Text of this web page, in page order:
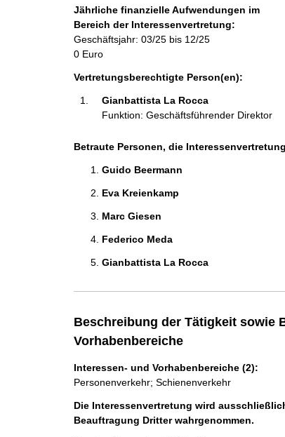
h
a
l
Jährliche finanzielle Aufwendungen im
Bereich der Interessenvertretung:
Geschäftsjahr: 03/25 bis 12/25
0 Euro
Vertretungsberechtigte Person(en):
Gianbattista La Rocca
Funktion: Geschäftsführender Direktor
Betraute Personen, die
Guido Beermann
Eva Kreienkamp
Marc Giesen
Federico Meda
Gianbattista La Rocca
Beschreibung der Tätigkeit sowie
Vorhabenbereiche
Interessen- und Vorhabenbereiche (2):
Personenverkehr; Schienenverkehr
Die Interessenvertretung wird
Beauftragung Dritter wahrgenommen.